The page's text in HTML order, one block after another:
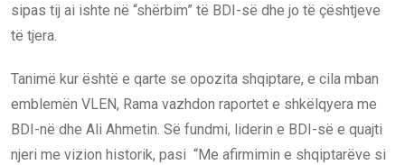
sipas tij ai ishte në “shërbim” të BDI-së dhe jo të çështjeve
të tjera.
Tanimë kur është e qarte se opozita shqiptare, e cila mban
emblemën VLEN, Rama vazhdon raportet e shkëlqyera me
BDI-në dhe Ali Ahmetin. Së fundmi, liderin e BDI-së e quajti
njeri me vizion historik, pasi “Me afirmimin e shqiptarëve si